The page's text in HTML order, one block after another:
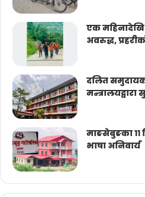
एक
अवरुद्ध,
दलित
माङसेबुङका ११
भाषा अनिवार्य